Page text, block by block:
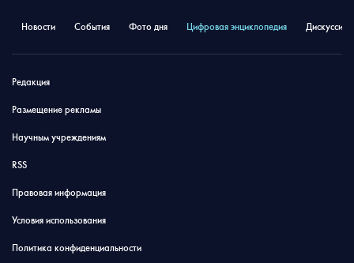
Новости События Фото дня Цифровая энциклопедия
Редакция
Размещение рекламы
Научным учреждениям
RSS
Правовая информация
Условия использования
Политика конфиденциальности